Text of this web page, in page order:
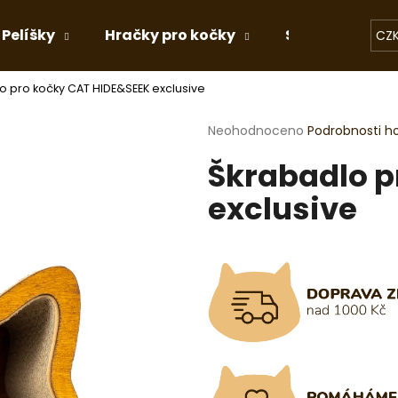
Pelíšky Hračky pro kočky Stelivo
pro kočky CAT HIDE&SEEK exclusive
Průměrné
produktu
je
z
Neohodnoceno Podrobnosti
Škrabadlo
exclusive
Co potřebujete najít?
HLEDAT